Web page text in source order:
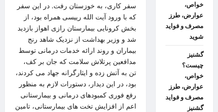
سفر کاری، به خوزستان رفت. در این سفر
که با ورود آیت الله رییسی همراه بود، از
بخش کرونایی بیمارستان رازی اهواز بازدید
شد و وزیر بهداشت از نزدیک شاهد رنج
بیماران و روند ارائه خدمات درمانی توسط
مدافعین پرتلاش سلامت که جان بر کف،
تن به آتش زده و ایثارگرانه جهاد می کردند،
بود، در این دیدار، دستورات لازم به منظور
رفع فوری کمبودهای درمانی و بیمارستانی
اعم از افزایش تخت های بیمارستانی، تامین
خواص،
عوارض، طرز
مصرف و فواید
شوید
گشنیز
چیست؟
خواص،
عوارض، طرز
مصرف و فواید
گشنیز